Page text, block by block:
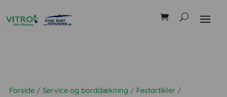
Forside /Service og borddækning / Festartikler /